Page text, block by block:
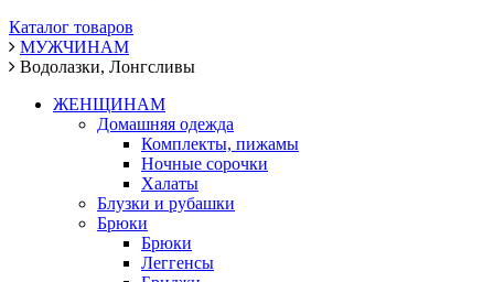
Каталог товаров
МУЖЧИНАМ
Водолазки, Лонгсливы
ЖЕНЩИНАМ
Домашняя одежда
Комплекты, пижамы
Ночные сорочки
Халаты
Блузки и рубашки
Брюки
Брюки
Леггенсы